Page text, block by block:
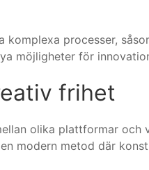
processer,
möjligheter för
frihet
olika plattformar
modern metod där